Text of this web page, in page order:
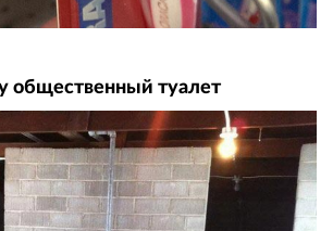
общественный туалет